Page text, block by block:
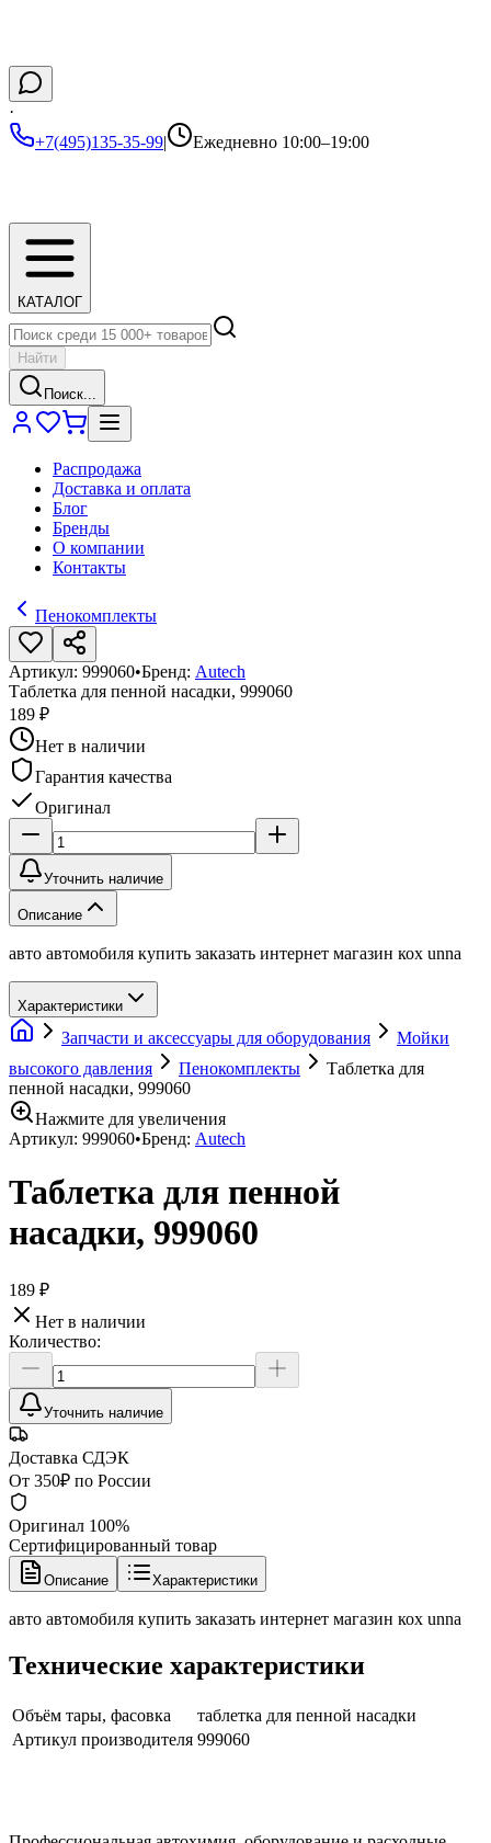
·
+7(495)135-35-99| Ежедневно 10:00–19:00
КАТАЛОГ
Найти
Поиск...
Распродажа
Доставка и оплата
Блог
Бренды
О компании
Контакты
Пенокомплекты
Артикул: 999060•Бренд: Autech
Таблетка для пенной насадки, 999060
189 ₽
Нет в наличии
Гарантия качества
Оригинал
Уточнить наличие
Описание
авто автомобиля купить заказать интернет магазин кох unna
Характеристики
Запчасти и аксессуары для оборудования
Мойки
высокого давления
Пенокомплекты
Таблетка для
пенной насадки, 999060
Нажмите для увеличения
Артикул: 999060•Бренд: Autech
Таблетка для пенной
насадки, 999060
189 ₽
Нет в наличии
Количество:
Уточнить наличие
Доставка СДЭК
От 350₽ по России
Оригинал 100%
Сертифицированный товар
Описание Характеристики
авто автомобиля купить заказать интернет магазин кох unna
Технические характеристики
Объём тары, фасовка
таблетка для пенной насадки
Артикул производителя 999060